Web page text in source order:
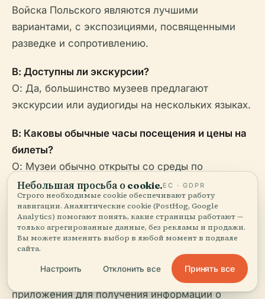
Войска Польского являются лучшими
вариантами, с экспозициями, посвященными
разведке и сопротивлению.
В: Доступны ли экскурсии?
О: Да, большинство музеев предлагают
экскурсии или аудиогиды на нескольких языках.
В: Каковы обычные часы посещения и цены на
билеты?
О: Музеи обычно открыты со среды по
воскресенье, со стандартной платой за вход 20–
35 злотых и бесплатными днями (часто по
четвергам).
В: Как добраться до этих музеев?
О: Все они доступны на общественном
транспорте. См. веб-сайты музеев или местные
приложения для получения информации о
Небольшая просьба о cookie.ЕС · GDPR
Строго необходимые cookie обеспечивают работу
навигации. Аналитические cookie (PostHog, Google
Analytics) помогают понять, какие страницы работают —
только агрегированные данные, без рекламы и продажи.
Вы можете изменить выбор в любой момент в подвале
сайта.
Настроить Отклонить все Принять все